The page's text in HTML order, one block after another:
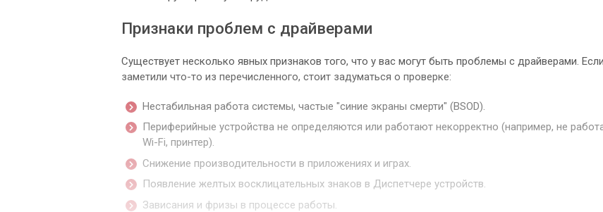
Признаки проблем с драйверами
Существует несколько явных признаков того, что у вас могут быть проблемы с драйверами.
заметили что-то из перечисленного, стоит задуматься о проверке:
Нестабильная работа системы, частые "синие экраны смерти" (BSOD).
Периферийные устройства не определяются или работают некорректно (например, не
Wi-Fi, принтер).
Снижение производительности в приложениях и играх.
Появление желтых восклицательных знаков в Диспетчере устройств.
Зависания и фризы в процессе работы.